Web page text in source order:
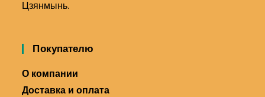
Цзянмынь.
Покупателю
О компании
Доставка и оплата